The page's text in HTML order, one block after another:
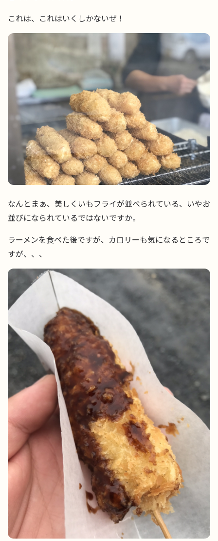
これは、これはいくしかないぜ！
なんとまぁ、美しくいもフライが並べられている、いやお
並びになられているではないですか。
ラーメンを食べた後ですが、カロリーも気になるところで
すが、、、